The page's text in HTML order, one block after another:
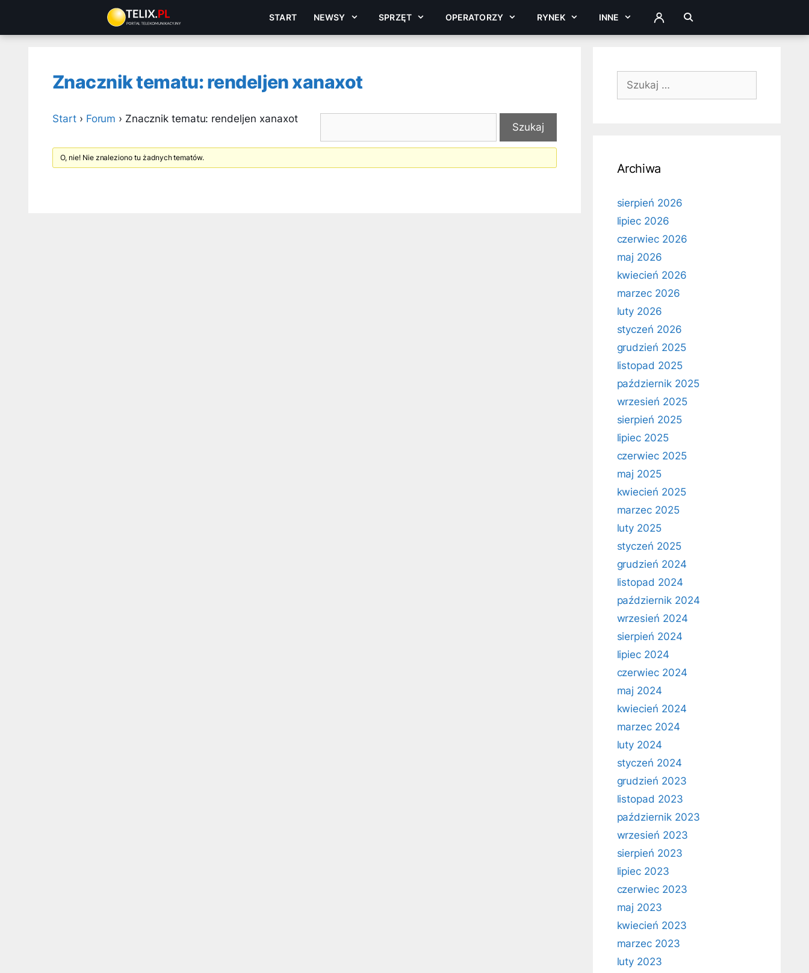
treści
START NEWSY SPRZĘT OPERATORZY RYNEK INNE ZALOGUJ
Znacznik tematu: rendeljen xanaxot
Start › Forum › Znacznik tematu: rendeljen xanaxot
O, nie! Nie znaleziono tu żadnych tematów.
Szukaj:
Archiwa
sierpień 2026
lipiec 2026
czerwiec 2026
maj 2026
kwiecień 2026
marzec 2026
luty 2026
styczeń 2026
grudzień 2025
listopad 2025
październik 2025
wrzesień 2025
sierpień 2025
lipiec 2025
czerwiec 2025
maj 2025
kwiecień 2025
marzec 2025
luty 2025
styczeń 2025
grudzień 2024
listopad 2024
październik 2024
wrzesień 2024
sierpień 2024
lipiec 2024
czerwiec 2024
maj 2024
kwiecień 2024
marzec 2024
luty 2024
styczeń 2024
grudzień 2023
listopad 2023
październik 2023
wrzesień 2023
sierpień 2023
lipiec 2023
czerwiec 2023
maj 2023
kwiecień 2023
marzec 2023
luty 2023